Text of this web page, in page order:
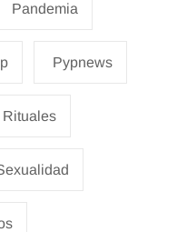
Pandemia
Pypnews
Rituales